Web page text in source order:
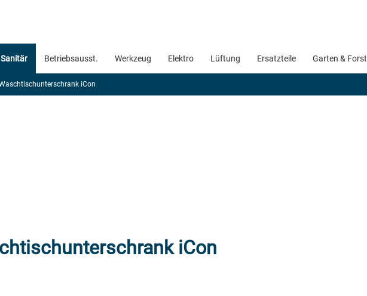
Sanitär Betriebsausst. Werkzeug Elektro Lüftung Ersatzteile Garten & Forst
iCon
iCon